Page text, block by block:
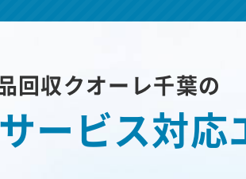
回収クオーレ千葉の
サービス対応